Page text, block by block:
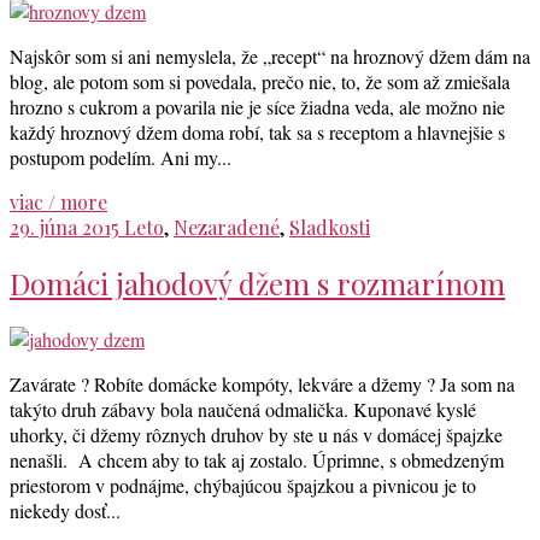
Najskôr som si ani nemyslela, že „recept“ na hroznový džem dám na
blog, ale potom som si povedala, prečo nie, to, že som až zmiešala
hrozno s cukrom a povarila nie je síce žiadna veda, ale možno nie
každý hroznový džem doma robí, tak sa s receptom a hlavnejšie s
postupom podelím. Ani my...
viac / more
29. júna 2015 Leto, Nezaradené, Sladkosti
Domáci jahodový džem s rozmarínom
Zavárate ? Robíte domácke kompóty, lekváre a džemy ? Ja som na
takýto druh zábavy bola naučená odmalička. Kuponavé kyslé
uhorky, či džemy rôznych druhov by ste u nás v domácej špajzke
nenašli. A chcem aby to tak aj zostalo. Úprimne, s obmedzeným
priestorom v podnájme, chýbajúcou špajzkou a pivnicou je to
niekedy dosť...